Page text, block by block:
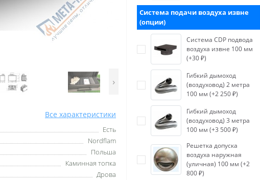
›
Все характеристики
Есть
Nordflam
Польша
Каминная топка
Дрова
Система подачи воздуха извне
(опции)
Система CDP подвода
воздуха извне 100 мм
(+30 ₽)
Гибкий дымоход
(воздуховод) 2 метра
100 мм (+2 250 ₽)
Гибкий дымоход
(воздуховод) 3 метра
100 мм (+3 500 ₽)
Решетка допуска
воздуха наружная
(уличная) 100 мм (+2
800 ₽)